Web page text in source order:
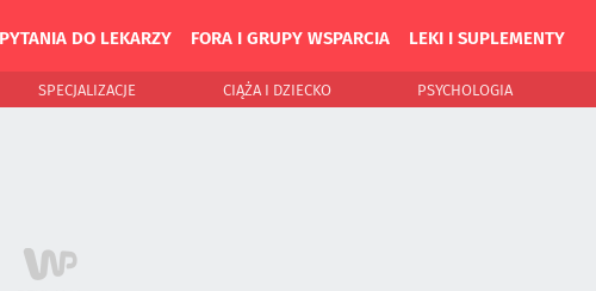
PYTANIA DO LEKARZY FORA I GRUPY WSPARCIA LEKI I SUPLEMENTY
SPECJALIZACJE CIĄŻA I DZIECKO PSYCHOLOGIA